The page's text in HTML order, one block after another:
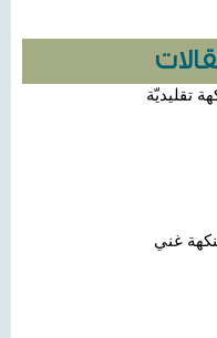
تقليديّة
غني